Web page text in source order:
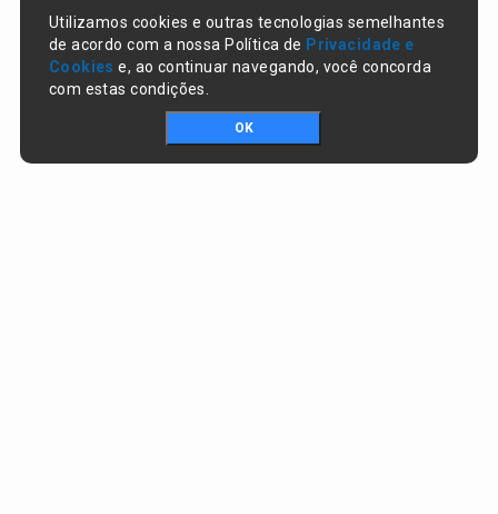
Utilizamos cookies e outras tecnologias semelhantes
de acordo com a nossa Política de Privacidade e
Cookies e, ao continuar navegando, você concorda
com estas condições.
OK